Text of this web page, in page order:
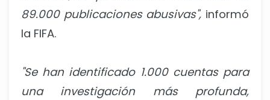
89.000 publicaciones abusivas", informó
la FIFA.
"Se han identificado 1.000 cuentas para
una investigación más profunda,